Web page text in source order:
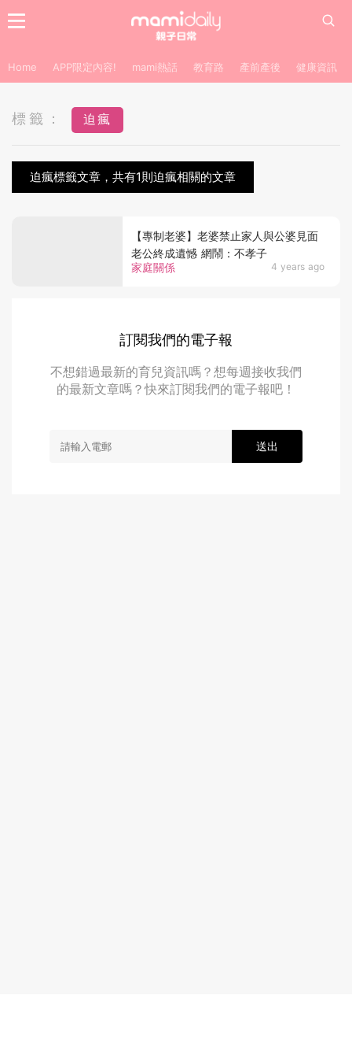
Home APP限定內容! mami熱話 教育路 產前產後 健康資訊
標籤： 迫瘋
迫瘋標籤文章，共有1則迫瘋相關的文章
家庭關係 4 years ago
【專制老婆】老婆禁止家人與公婆見面
老公終成遺憾 網鬧：不孝子
訂閱我們的電子報
不想錯過最新的育兒資訊嗎？想每週接收我們
的最新文章嗎？快來訂閱我們的電子報吧！
送出